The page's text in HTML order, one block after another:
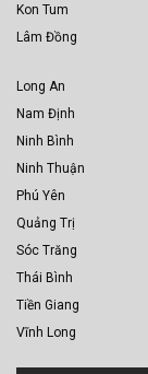
Kon Tum
Lâm Đồng
Long An
Nam Định
Ninh Bình
Ninh Thuận
Phú Yên
Quảng Trị
Sóc Trăng
Thái Bình
Tiền Giang
Vĩnh Long